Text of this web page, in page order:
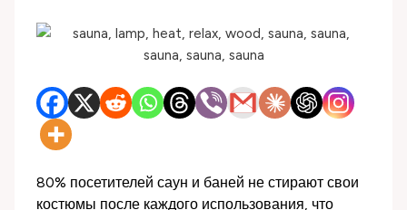
80% посетителей саун и баней не стирают свои
костюмы после каждого использования, что